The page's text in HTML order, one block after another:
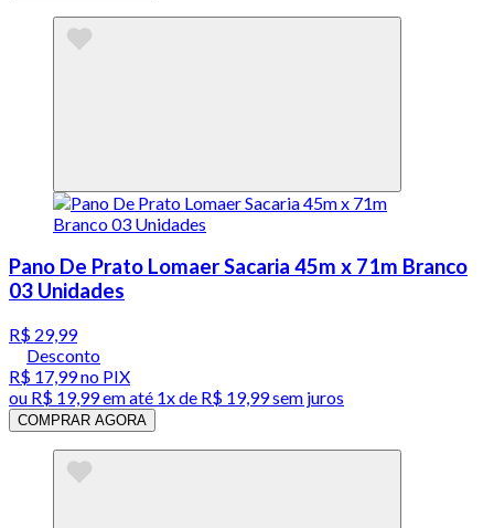
Pano De Prato Lomaer Sacaria 45m x 71m Branco
03 Unidades
R$ 29,99
Desconto
R$ 17,99no PIX
ou R$ 19,99em até 1x de R$ 19,99sem juros
COMPRAR AGORA